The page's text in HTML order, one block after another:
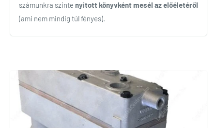
számunkra szinte nyitott könyvként mesél az előéletéről
(ami nem mindig túl fényes).